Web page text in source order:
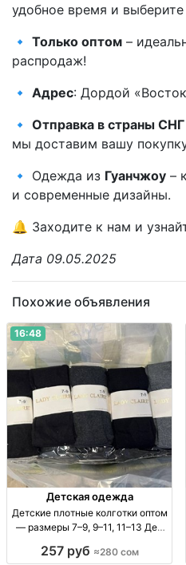
удобное время и
🔹 Только оптом –
распродаж!
🔹 Адрес: Дордой
🔹 Отправка в страны СНГ
мы доставим вашу
🔹 Одежда из Гуанчжоу –
и современные дизайны.
🔔 Заходите к нам и
Дата 09.05.2025
Похожие объявления
16:48
Детская одежда
Детские плотные колготки оптом
— размеры 7–9, 9–11, 11–13 Дет.
9–11, 11–13, уп. 10 шт., 280 сом.
257 руб ≈280 сом